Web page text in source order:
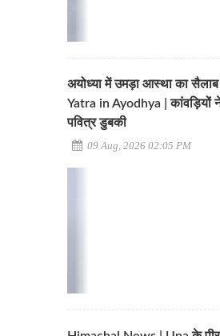
अयोध्या में उमड़ा आस्था का
Yatra in Ayodhya | कांवड़ियों
पवित्र डुबकी
09 Aug, 2026 02:05 PM